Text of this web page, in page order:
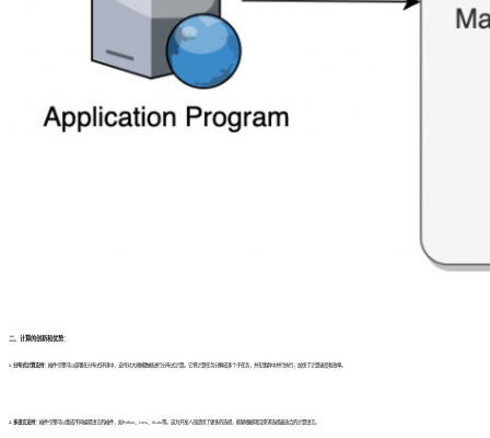
二、计算的创新和优势：
1. 分布式计算支持： 插件引擎可以部署在分布式环境中，支持对大规模数据进行分布式计算。它将计算任务分解成多个子任务，并在集群中并行执行，加快了计算速度和效率。
2. 多语言支持： 插件引擎可以集成不同编程语言的插件，如Python、Java、Scala等。这为开发人员提供了更多的选择，能够根据项目需求选择最适合的计算语言。